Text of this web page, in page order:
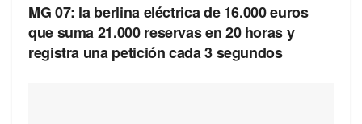
MG 07: la berlina eléctrica de 16.000 euros
que suma 21.000 reservas en 20 horas y
registra una petición cada 3 segundos